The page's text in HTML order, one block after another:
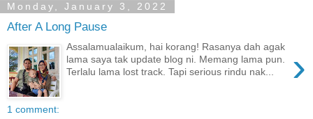
Monday, January 3, 2022
After A Long Pause
›
Assalamualaikum, hai korang! Rasanya dah agak
lama saya tak update blog ni. Memang lama pun.
Terlalu lama lost track. Tapi serious rindu nak...
1 comment: